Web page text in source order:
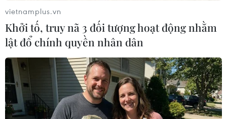
vietnamplus.vn
Khởi tố, truy nã 3 đối tượng hoạt động nhằm
lật đổ chính quyền nhân dân